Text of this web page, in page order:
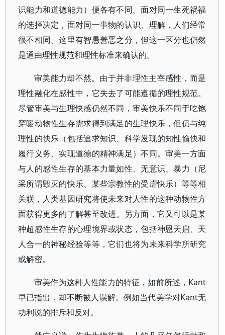
识能力和道德能力）便各有不同。面对同一生死祸福
的选择决定，面对同一事物的认识、理解，人们经常
很不相同。这里有智愚善恶之分，但这一区分也仍然
是通由理性规范和理性标准来确认的。
审美能力却不然。由于并非理性主宰感性，而是
理性融化在感性中，它失去了可能遵循的理性规范。
尽管审美与生理快感仍然不同，审美快乐不同于吃饱
穿暖动物性生存需求得到满足的生理快乐，但仍与纯
理性的快乐（包括追求知识、科学发现的知性愉快和
履行义务、实现道德的精神满足）不同。审美一方面
与人的感性生存的基本力量如性、无意识、暴力（尼
采所谓毁灭的快乐、某些宗教性的受虐快乐）等等相
关联，人类基因研究将使未来对人性的这种动物性方
面获得更多的了解甚至改进。另方面，它又可以是某
种超感性生存的心理境界或状态，包括神恩天启、天
人合一的神秘经验等等，它们也将为未来科学所研究
或解密。
审美作为这种人性能力的特征，如前所述，Kant
早已指出，却不断被人误解。例如当代美学对Kant无
功利说的排斥和反对。